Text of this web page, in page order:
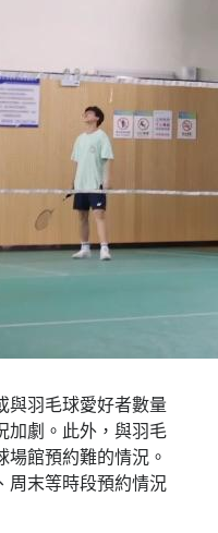
與羽毛球愛好者數量
加劇。此外，與羽毛
館預約難的情況。
周末等時段預約情況